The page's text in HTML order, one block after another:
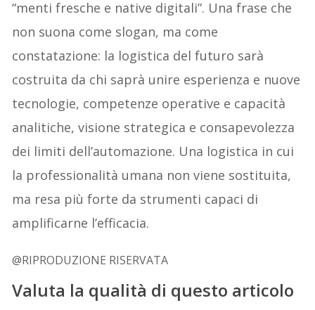
“menti fresche e native digitali”. Una frase che
non suona come slogan, ma come
constatazione: la logistica del futuro sarà
costruita da chi saprà unire esperienza e nuove
tecnologie, competenze operative e capacità
analitiche, visione strategica e consapevolezza
dei limiti dell’automazione. Una logistica in cui
la professionalità umana non viene sostituita,
ma resa più forte da strumenti capaci di
amplificarne l’efficacia.
@RIPRODUZIONE RISERVATA
Valuta la qualità di questo articolo